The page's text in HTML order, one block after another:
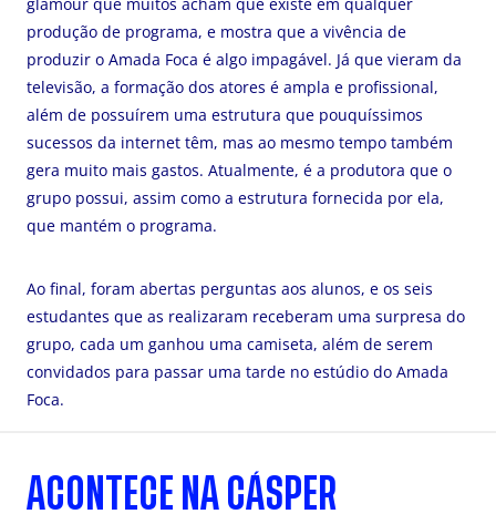
produção de programa, e mostra que a vivência de
produzir o Amada Foca é algo impagável. Já que vieram da
televisão, a formação dos atores é ampla e profissional,
além de possuírem uma estrutura que pouquíssimos
sucessos da internet têm, mas ao mesmo tempo também
gera muito mais gastos. Atualmente, é a produtora que o
grupo possui, assim como a estrutura fornecida por ela,
que mantém o programa.
Ao final, foram abertas perguntas aos alunos, e os seis
estudantes que as realizaram receberam uma surpresa do
grupo, cada um ganhou uma camiseta, além de serem
convidados para passar uma tarde no estúdio do Amada
Foca.
ACONTECE NA CÁSPER